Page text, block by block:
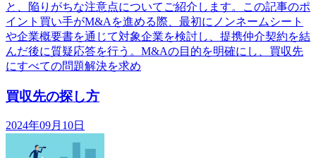
と、陥りがちな注意点についてご紹介します。この記事のポ
イント買い手がM&Aを進める際、最初にノンネームシート
や企業概要書を通じて対象企業を検討し、提携仲介契約を結
んだ後に質疑応答を行う。M&Aの目的を明確にし、買収先
にすべての問題解決を求め
買収先の探し方
2024年09月10日